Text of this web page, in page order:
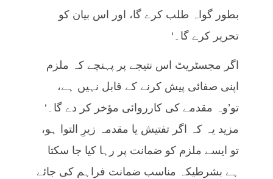
بطور گواہ طلب کرے گا، اور اس بیان کو
تحریر کرے گا۔‘
اگر مجسٹریٹ اس نتیجے پر پہنچے کہ ملزم
اپنی صفائی پیش کرنے کے قابل نہیں ہے،
تو’وہ مقدمے کی کارروائی مؤخر کر دے گا۔‘
مزید یہ کہ اگر تفتیش یا مقدمہ زیرِ التوا ہو،
تو ایسے ملزم کو ضمانت پر رہا کیا جا سکتا
ہے بشرطیکہ مناسب ضمانت فراہم کی جائے